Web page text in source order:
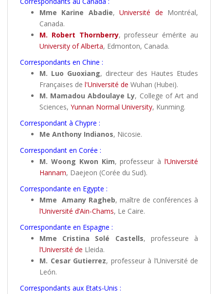
Mme Karine Abadie,Université de Montréal,
Canada.
M. Robert Thornberry, professeur émérite au
University of Alberta, Edmonton, Canada.
Correspondants en Chine :
M. Luo Guoxiang, directeur des Hautes Etudes
Françaises de l'Université de Wuhan (Hubei).
M. Mamadou Abdoulaye Ly, College of Art and
Sciences, Yunnan Normal University, Kunming.
Correspondant à Chypre :
Me Anthony Indianos, Nicosie.
Correspondant en Corée :
M. Woong Kwon Kim, professeur à l’Université
Hannam, Daejeon (Corée du Sud).
Correspondante en Egypte :
Mme Amany Ragheb, maître de conférences à
l’Université d’Ain-Chams, Le Caire.
Correspondante en Espagne :
Mme Cristina Solé Castells, professeure à
l’Université de Lleida.
M. Cesar Gutierrez, professeur à l’Université de
León.
Correspondants aux Etats-Unis :